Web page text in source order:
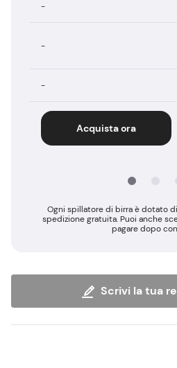
-
-
-
Acquista ora
Ogni spillatore di birra è dotato di
spedizione gratuita. Puoi anche
pagare dopo
Scrivi la tua